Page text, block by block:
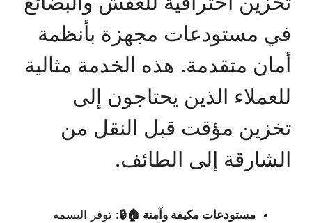
في مستودعات مجهزة بأنظمة
أمان متقدمة. هذه الخدمة مثالية
للعملاء الذين يحتاجون إلى
تخزين مؤقت قبل النقل من
الشارقة إلى الطائف.
مستودعات مكيفة وآمنة 🏠🔒: توفر البسمه